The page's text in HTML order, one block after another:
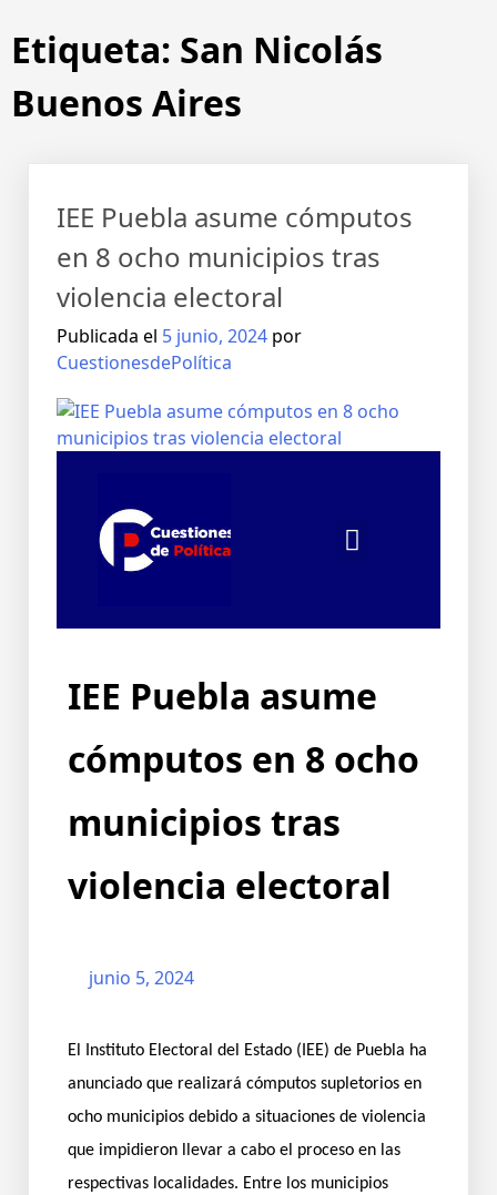
Etiqueta: San Nicolás
Buenos Aires
IEE Puebla asume cómputos
en 8 ocho municipios tras
violencia electoral
Publicada el 5 junio, 2024 por
CuestionesdePolítica
IEE Puebla asume
cómputos en 8 ocho
municipios tras
violencia electoral
junio 5, 2024
El Instituto Electoral del Estado (IEE) de Puebla ha
anunciado que realizará cómputos supletorios en
ocho municipios debido a situaciones de violencia
que impidieron llevar a cabo el proceso en las
respectivas localidades. Entre los municipios